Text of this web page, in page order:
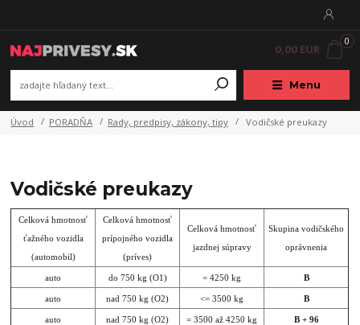
Menu
0
0,00 EUR
Úvod PORADŇA Rady, predpisy, zákony, tipy Vodičské preukazy
Vodičské preukazy
Celková hmotnosť
ťažného vozidla
(automobil)
Celková hmotnosť
prípojného vozidla
(príves)
Celková hmotnosť
jazdnej súpravy
Skupina vodičského
oprávnenia
auto do 750 kg (O1) = 4250 kg B
auto nad 750 kg (O2) <= 3500 kg B
auto nad 750 kg (O2) = 3500 až 4250 kg B + 96